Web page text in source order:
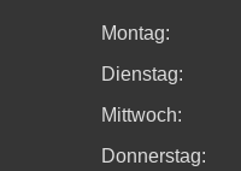
Montag:
Dienstag:
Mittwoch:
Donnerstag: